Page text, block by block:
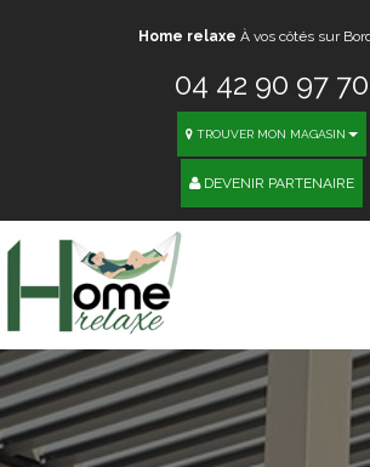
Home relaxe À vos côtés sur
04 42 90 97 70
TROUVER MON MAGASIN
DEVENIR PARTENAIRE